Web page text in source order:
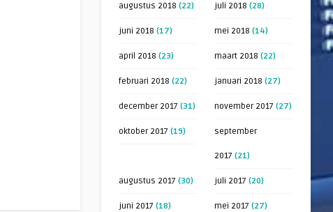
augustus 2018 (22) juli 2018 (28)
juni 2018 (17) mei 2018 (14)
april 2018 (23) maart 2018 (22)
februari 2018 (22) januari 2018 (27)
december 2017 (31) november 2017 (27)
oktober 2017 (19) september
2017 (21)
augustus 2017 (30) juli 2017 (20)
juni 2017 (18) mei 2017 (27)